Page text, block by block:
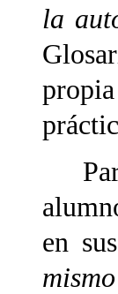
la
en